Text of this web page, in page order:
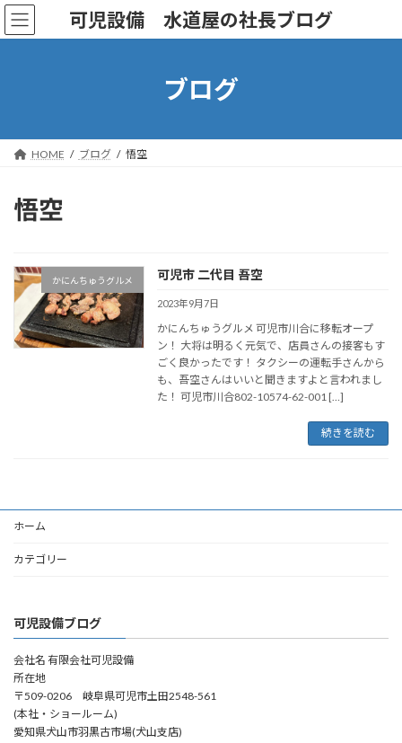
コ
ン
ナ
ビ
可児設備 水道屋の社長ブログ
ブログ
HOME ブログ 悟空
悟空
かにんちゅうグルメ 可児市 二代目 吾空
2023年9月7日
かにんちゅうグルメ 可児市川合に移転オープ
ン！ 大将は明るく元気で、店員さんの接客もす
ごく良かったです！ タクシーの運転手さんから
も、吾空さんはいいと聞きますよと言われまし
た！ 可児市川合802-10574-62-001 […]
続きを読む
ホーム
カテゴリー
可児設備ブログ
会社名 有限会社可児設備
所在地
〒509-0206 岐阜県可児市土田2548-561
(本社・ショールーム)
愛知県犬山市羽黒古市場(犬山支店)